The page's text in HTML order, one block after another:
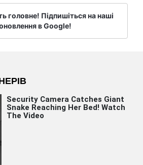
головне! Підпишіться на наші
в Google!